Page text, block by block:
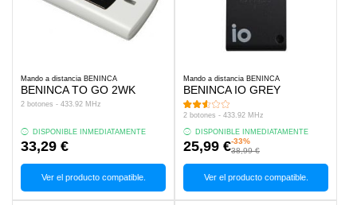
Mando a distancia BENINCA
BENINCA TO GO 2WK
2 botones - 433.92 MHz
DISPONIBLE INMEDIATAMENTE
33,29 €
Ver el producto compatible.
Mando a distancia BENINCA
BENINCA IO GREY
2 botones - 433.92 MHz
DISPONIBLE INMEDIATAMENTE
25,99 €-33%
38,99 €
Ver el producto compatible.